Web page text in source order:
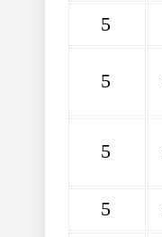
5
5
5
5